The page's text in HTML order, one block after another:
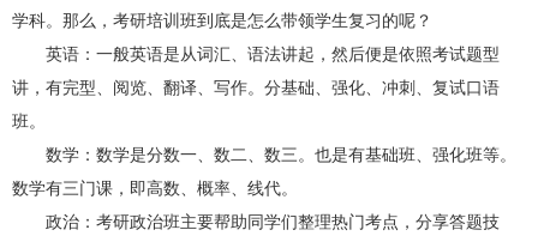
学科。那么，考研培训班到底是怎么带领学生复习的呢？
英语：一般英语是从词汇、语法讲起，然后便是依照考试题型
讲，有完型、阅览、翻译、写作。分基础、强化、冲刺、复试口语
班。
数学：数学是分数一、数二、数三。也是有基础班、强化班等。
数学有三门课，即高数、概率、线代。
政治：考研政治班主要帮助同学们整理热门考点，分享答题技